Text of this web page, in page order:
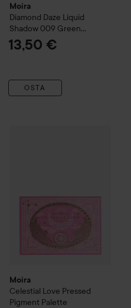
Moira
Diamond Daze Liquid
Shadow 009 Green
Paradise
13,50 €
OSTA
Moira
Celestial Love Pressed
Pigment Palette